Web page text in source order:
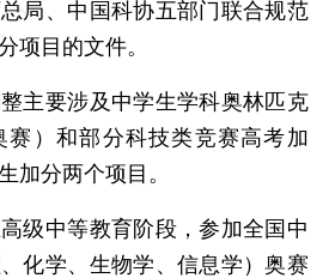
局、中国科协五部门联合规范
项目的文件。
要涉及中学生学科奥林匹克
赛）和部分科技类竞赛高考加
加分两个项目。
中等教育阶段，参加全国中
化学、生物学、信息学）奥赛